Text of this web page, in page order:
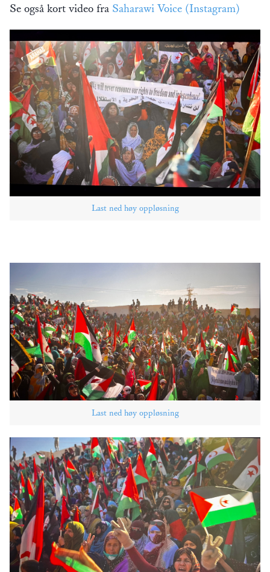
Se også kort video fra Saharawi Voice (Instagram)
Last ned høy oppløsning
Last ned høy oppløsning